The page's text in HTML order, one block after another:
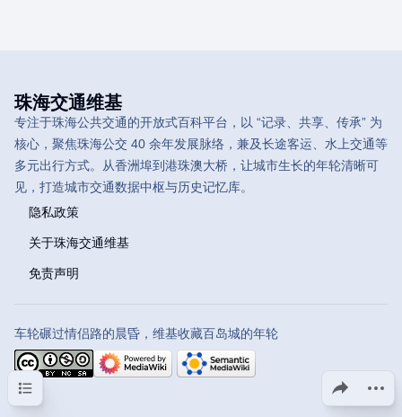
分享此页面
目录
珠海交通维基
专注于珠海公共交通的开放式百科平台，以 “记录、共享、传承” 为
核心，聚焦珠海公交 40 余年发展脉络，兼及长途客运、水上交通等
多元出行方式。从香洲埠到港珠澳大桥，让城市生长的年轮清晰可
见，打造城市交通数据中枢与历史记忆库。
隐私政策
关于珠海交通维基
免责声明
车轮碾过情侣路的晨昏，维基收藏百岛城的年轮